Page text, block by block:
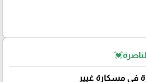
في مسكارة غيير